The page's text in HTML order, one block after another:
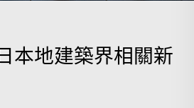
本地建築界相關新